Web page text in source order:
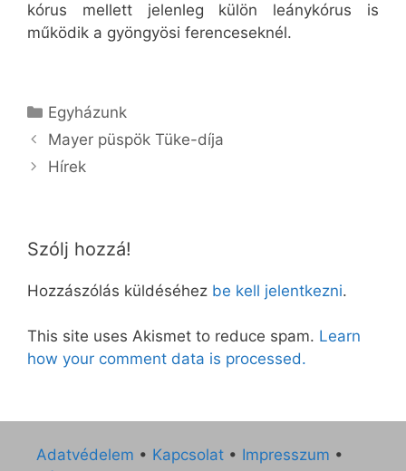
kórus mellett jelenleg külön leánykórus is
működik a gyöngyösi ferenceseknél.
Kategória
Egyházunk
Mayer püspök Tüke-díja
Hírek
Szólj hozzá!
Hozzászólás küldéséhez be kell jelentkezni.
This site uses Akismet to reduce spam. Learn
how your comment data is processed.
Adatvédelem • Kapcsolat • Impresszum •